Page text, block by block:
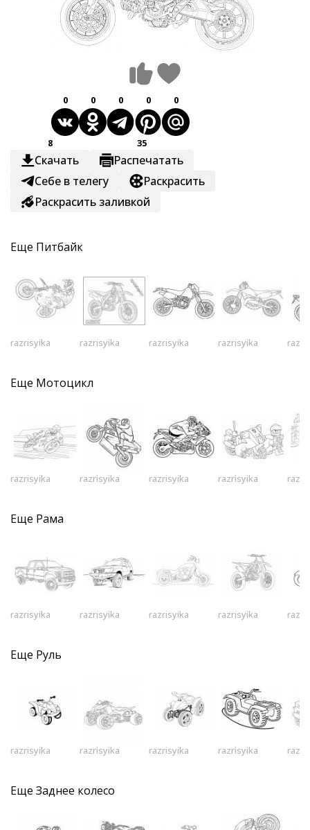
0 0 0 0 0
8
Скачать
35
Распечатать
Себе в телегу
Раскрасить
Раскрасить заливкой
Еще Питбайк
razrisyika razrisyika razrisyika razrisyika
Еще Мотоцикл
razrisyika razrisyika razrisyika razrisyika
Еще Рама
razrisyika razrisyika razrisyika razrisyika
Еще Руль
razrisyika razrisyika razrisyika razrisyika
Еще Заднее колесо